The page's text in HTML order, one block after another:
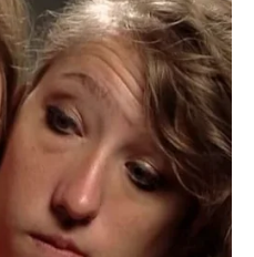
su prilike, razgovori ili
ka napredovanju. Možda će
ili čak potpuno nova
– dolazi promena koja
da ne sumnjate u svoje
snagu da vode, da